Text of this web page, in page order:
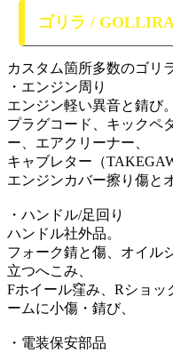
ゴリラ /
カスタム箇所多数のゴリ
・エンジン周り
エンジン軽い異音と錆び。
プラグコード、キックペ
ー、エアクリーナー、
キャブレター（
エンジンカバー擦り傷と
・ハンドル/足回り
ハンドル社外品。
フォーク錆と傷、オイル
立つへこみ、
Fホイール窪み、Rショ
ームに小傷・錆び、
・電装保安部品